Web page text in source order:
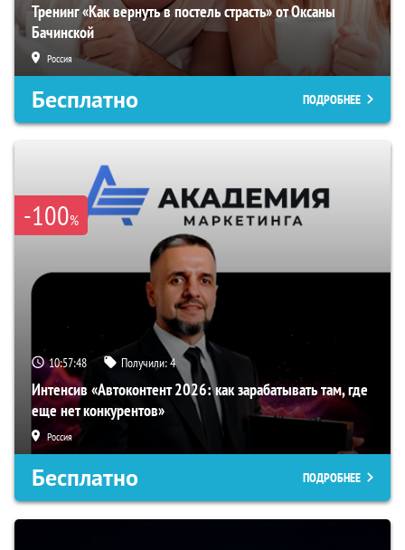
Тренинг «Как вернуть в постель страсть» от Оксаны
Бачинской
Россия
Бесплатно ПОДРОБНЕЕ
-100%
10:57:47 Получили:4
Интенсив «Автоконтент 2026: как зарабатывать там, где
еще нет конкурентов»
Россия
Бесплатно ПОДРОБНЕЕ